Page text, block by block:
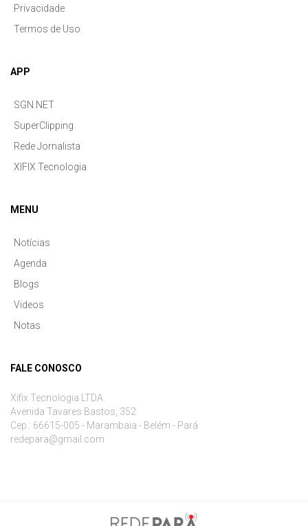
Privacidade
Termos de Uso
APP
SGN.NET
SuperClipping
Rede Jornalista
XIFIX Tecnologia
MENU
Notícias
Agenda
Blogs
Videos
Notas
FALE CONOSCO
Xifix Tecnologia LTDA.
Avenida Tavares Bastos, 352
Cep.: 66615-005 - Marambaia - Belém - Pará
redepara@gmail.com